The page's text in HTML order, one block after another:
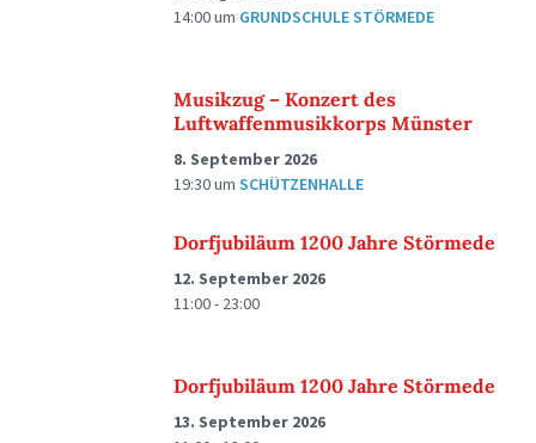
14:00um GRUNDSCHULE STÖRMEDE
Musikzug – Konzert des
Luftwaffenmusikkorps Münster
8. September 2026
19:30um SCHÜTZENHALLE
Dorfjubiläum 1200 Jahre Störmede
12. September 2026
11:00 - 23:00
Dorfjubiläum 1200 Jahre Störmede
13. September 2026